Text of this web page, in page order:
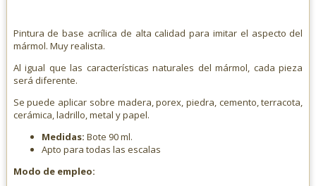
Pintura de base acrílica de alta calidad para imitar el aspecto del
mármol. Muy realista.
Al igual que las características naturales del mármol, cada pieza
será diferente.
Se puede aplicar sobre madera, porex, piedra, cemento, terracota,
cerámica, ladrillo, metal y papel.
Medidas: Bote 90 ml.
Apto para todas las escalas
Modo de empleo: